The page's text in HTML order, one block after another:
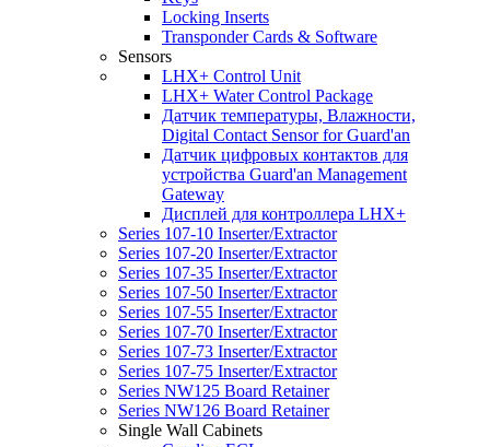
Locking Inserts
Transponder Cards & Software
Sensors
LHX+ Control Unit
LHX+ Water Control Package
Датчик температуры, Влажности,
Digital Contact Sensor for Guard'an
Датчик цифровых контактов для
устройства Guard'an Management
Gateway
Дисплей для контроллера LHX+
Series 107-10 Inserter/Extractor
Series 107-20 Inserter/Extractor
Series 107-35 Inserter/Extractor
Series 107-50 Inserter/Extractor
Series 107-55 Inserter/Extractor
Series 107-70 Inserter/Extractor
Series 107-73 Inserter/Extractor
Series 107-75 Inserter/Extractor
Series NW125 Board Retainer
Series NW126 Board Retainer
Single Wall Cabinets